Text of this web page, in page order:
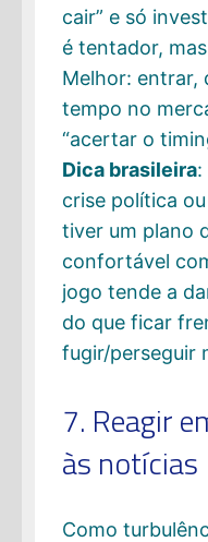
cair” e só
é tentador,
Melhor: entrar,
tempo no
“acertar o
Dica brasileira:
crise política
tiver um plano
confortável
jogo tende a
do que ficar
fugir/perseguir
7. Reagir
às notícias
Como